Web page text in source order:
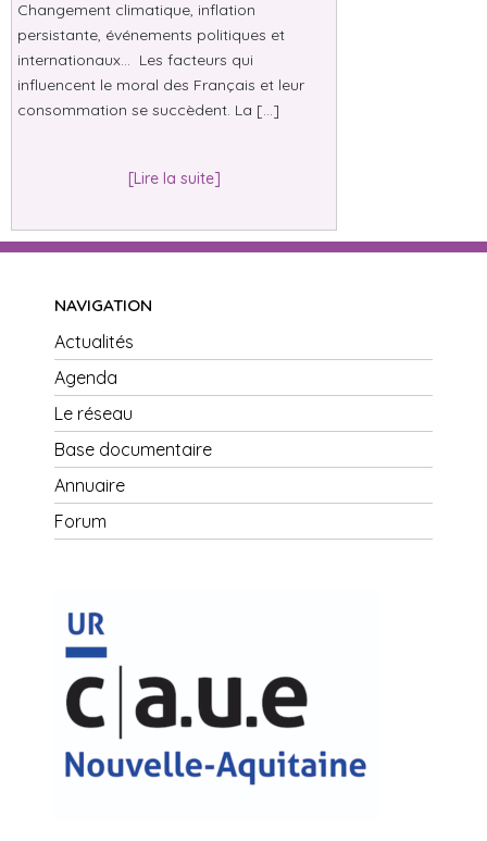
Changement climatique, inflation
persistante, événements politiques et
internationaux… Les facteurs qui
influencent le moral des Français et leur
consommation se succèdent. La […]
[Lire la suite]
NAVIGATION
Actualités
Agenda
Le réseau
Base documentaire
Annuaire
Forum